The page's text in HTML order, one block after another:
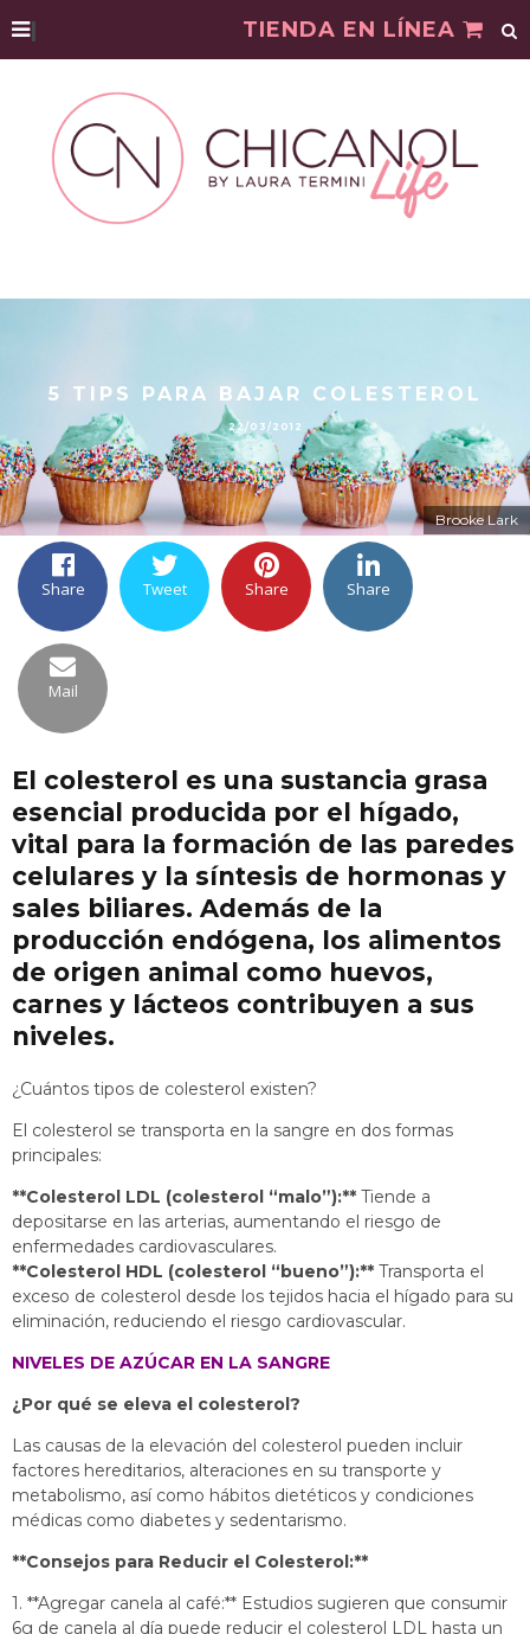
TIENDA EN LÍNEA
|
5 TIPS PARA BAJAR COLESTEROL
22/03/2012
Brooke Lark
Share Tweet Share Share
Mail
El colesterol es una sustancia grasa
esencial producida por el hígado,
vital para la formación de las paredes
celulares y la síntesis de hormonas y
sales biliares. Además de la
producción endógena, los alimentos
de origen animal como huevos,
carnes y lácteos contribuyen a sus
niveles.
¿Cuántos tipos de colesterol existen?
El colesterol se transporta en la sangre en dos formas
principales:
**Colesterol LDL (colesterol “malo”):** Tiende a
depositarse en las arterias, aumentando el riesgo de
enfermedades cardiovasculares.
**Colesterol HDL (colesterol “bueno”):** Transporta el
exceso de colesterol desde los tejidos hacia el hígado para su
eliminación, reduciendo el riesgo cardiovascular.
NIVELES DE AZÚCAR EN LA SANGRE
¿Por qué se eleva el colesterol?
Las causas de la elevación del colesterol pueden incluir
factores hereditarios, alteraciones en su transporte y
metabolismo, así como hábitos dietéticos y condiciones
médicas como diabetes y sedentarismo.
**Consejos para Reducir el Colesterol:**
1. **Agregar canela al café:** Estudios sugieren que consumir
6g de canela al día puede reducir el colesterol LDL hasta un